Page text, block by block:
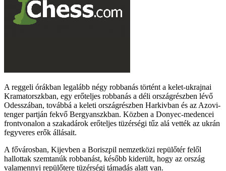
A reggeli órákban legalább négy robbanás történt a kelet-ukrajnai
Kramatorszkban, egy erőteljes robbanás a déli országrészben lévő
Odesszában, továbbá a keleti országrészben Harkivban és az Azovi-
tenger partján fekvő Bergyanszkban. Közben a Donyec-medencei
frontvonalon a szakadárok erőteljes tüzérségi tűz alá vették az ukrán
fegyveres erők állásait.
A fővárosban, Kijevben a Boriszpil nemzetközi repülőtér felől
hallottak szemtanúk robbanást, később kiderült, hogy az ország
valamennyi repülőtere tüzérségi támadás alatt van.